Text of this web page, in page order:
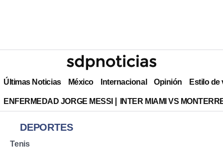
Últimas Noticias México Internacional Opinión Estilo de
ENFERMEDAD JORGE MESSI INTER MIAMI VS
DEPORTES
Tenis